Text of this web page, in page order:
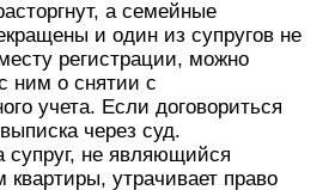
а семейные
и один из супругов не
регистрации, можно
ним о снятии с
учета. Если договориться
через суд.
супруг, не являющийся
квартиры, утрачивает право